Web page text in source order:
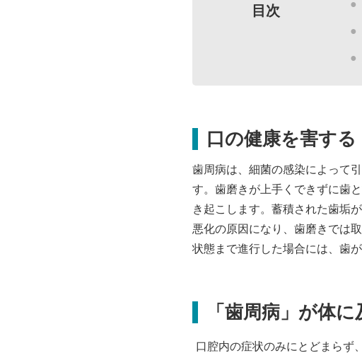
目次
口の健康を害する
歯周病は、細菌の感染によって
す。歯磨きが上手くできずに歯
き起こします。蓄積された歯垢
悪化の原因になり、歯磨きでは
状態まで進行した場合には、歯
「歯周病」が体
口腔内の症状のみにとどまらず